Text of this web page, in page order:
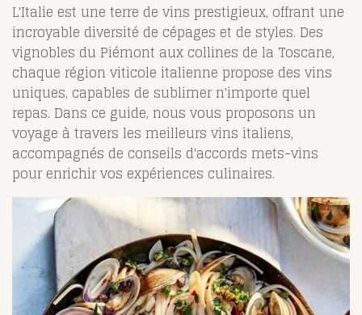
L'Italie est une terre de vins prestigieux, offrant une
incroyable diversité de cépages et de styles. Des
vignobles du Piémont aux collines de la Toscane,
chaque région viticole italienne propose des vins
uniques, capables de sublimer n'importe quel
repas. Dans ce guide, nous vous proposons un
voyage à travers les meilleurs vins italiens,
accompagnés de conseils d'accords mets-vins
pour enrichir vos expériences culinaires.